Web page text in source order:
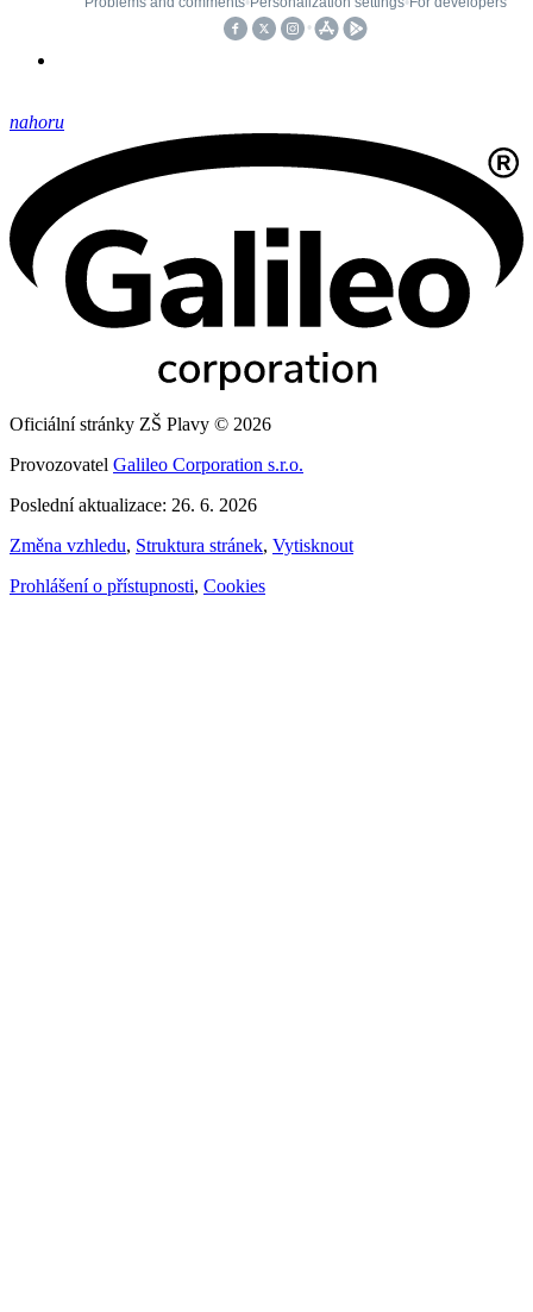
nahoru
Oficiální stránky ZŠ Plavy © 2026
Provozovatel Galileo Corporation s.r.o.
Poslední aktualizace: 26. 6. 2026
Změna vzhledu, Struktura stránek, Vytisknout
Prohlášení o přístupnosti, Cookies